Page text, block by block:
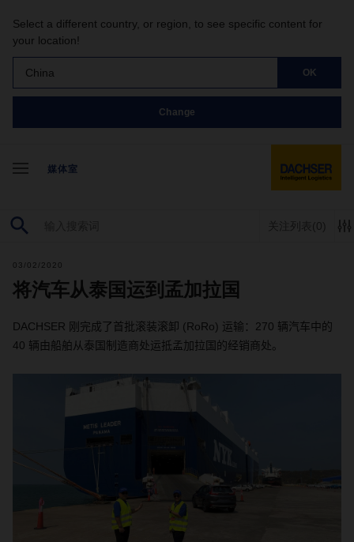
Select a different country, or region, to see specific content for
your location!
China OK
Change
媒体室
关注列表 (0)
03/02/2020
将汽车从泰国运到孟加拉国
DACHSER 刚完成了首批滚装滚卸 (RoRo) 运输： 270 辆汽车中的
40 辆由船舶从泰国制造商处运抵孟加拉国的经销商处。